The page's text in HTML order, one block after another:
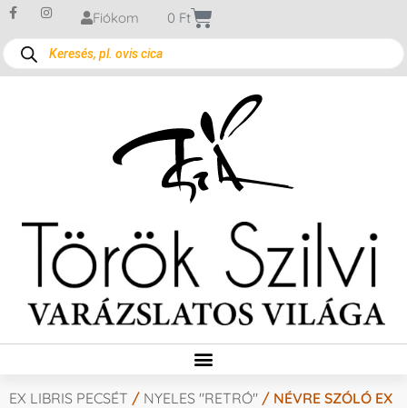
Fiókom 0 Ft
EX LIBRIS PECSÉT / NYELES "RETRÓ" / NÉVRE SZÓLÓ EX